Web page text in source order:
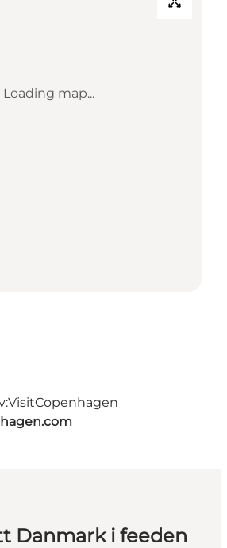
Loading map...
VisitCopenhagen
Danmark i feeden